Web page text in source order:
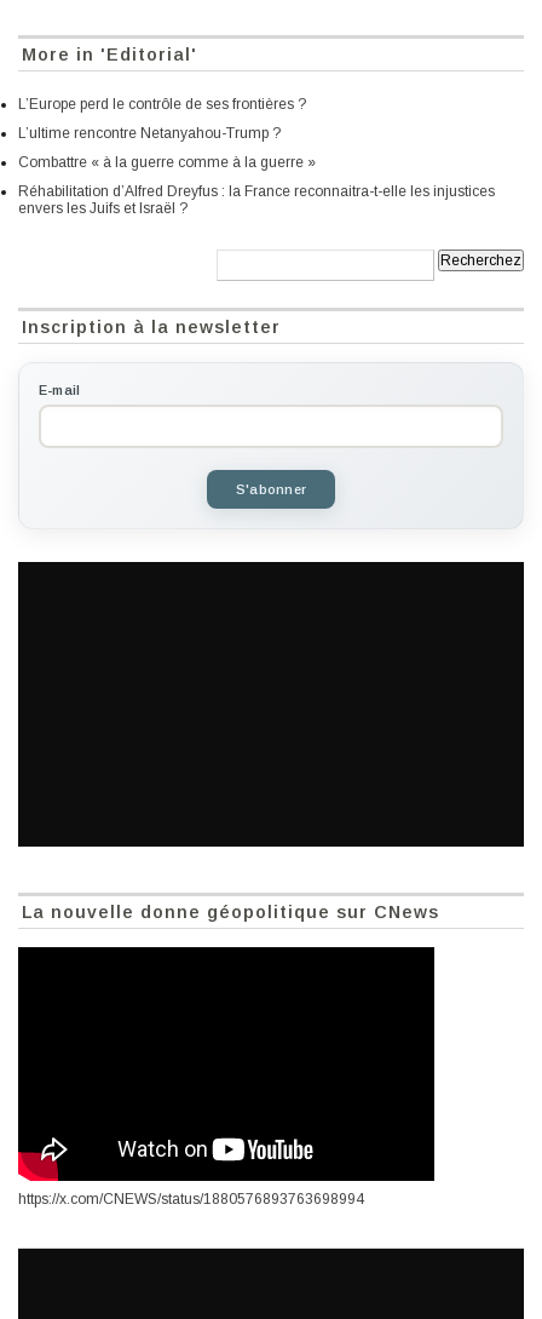
More in 'Editorial'
L’Europe perd le contrôle de ses frontières ?
L’ultime rencontre Netanyahou-Trump ?
Combattre « à la guerre comme à la guerre »
Réhabilitation d’Alfred Dreyfus : la France reconnaitra-t-elle les injustices
envers les Juifs et Israël ?
Inscription à la newsletter
E-mail
S'abonner
La nouvelle donne géopolitique sur CNews
https://x.com/CNEWS/status/1880576893763698994